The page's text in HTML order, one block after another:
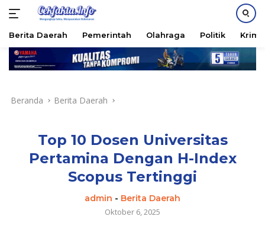
Langsung
Berita Daerah Pemerintah Olahraga Politik
Beranda Berita Daerah
Top 10 Dosen Universitas
Pertamina Dengan H-Index
Scopus Tertinggi
admin - Berita Daerah
Oktober 6, 2025